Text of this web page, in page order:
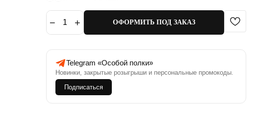
− 1 + ОФОРМИТЬ ПОД ЗАКАЗ
Telegram «Особой полки»
Новинки, закрытые розыгрыши и персональные промокоды.
Подписаться